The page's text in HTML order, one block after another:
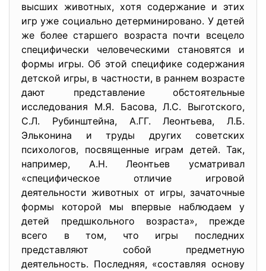
высших животных, хотя содержание и этих
игр уже социально детерминировано. У детей
же более старшего возраста почти всецело
специфически человеческими становятся и
формы игры. Об этой специфике содержания
детской игры, в частности, в раннем возрасте
дают представление обстоятельные
исследования М.Я. Басова, Л.С. Выготского,
С.Л. Рубинштейна, А.ГГ. Леонтьева, Л.Б.
Эльконина и труды других советских
психологов, посвященные играм детей. Так,
например, А.Н. Леонтьев усматривал
«специфическое отличие игровой
деятельности животных от игры, зачаточные
формы которой мы впервые наблюдаем у
детей предшкольного возраста», прежде
всего в том, что игры последних
представляют собой предметную
деятельность. Последняя, «составляя основу